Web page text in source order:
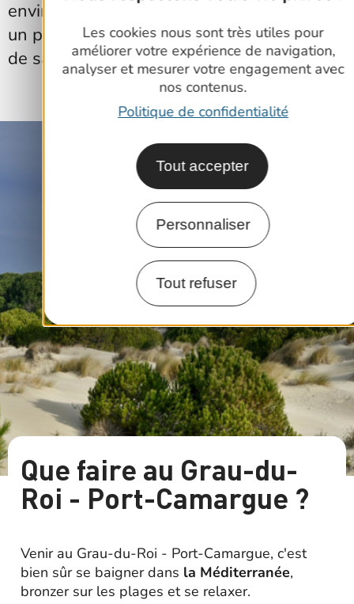
Les cookies nous sont très utiles pour
améliorer votre expérience de navigation,
analyser et mesurer votre engagement avec
nos contenus.
Politique de confidentialité
Tout accepter
Personnaliser
Tout refuser
environnement préservé et vous propose
un paysage sauvage sur 18 km de plages
de sable fin.
Que faire au Grau-du-
Roi - Port-Camargue ?
Venir au Grau-du-Roi - Port-Camargue, c'est
bien sûr se baigner dans la Méditerranée,
bronzer sur les plages et se relaxer.